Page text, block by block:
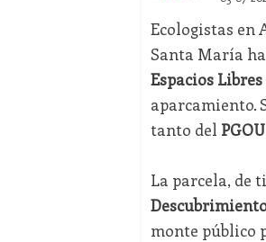
Ecologistas en
Santa María
Espacios Libres
aparcamiento.
tanto del PGOU
La parcela, de
monte público